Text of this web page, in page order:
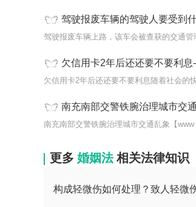
驾驶报废车辆的驾驶人要受到
欠信用卡2年后还还要不要利息-
南充南部交警铁腕治理城市交
更多 婚姻法 相关法律知识